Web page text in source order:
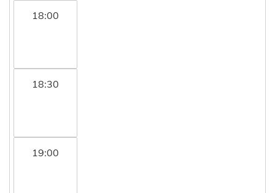
18:00
18:30
19:00